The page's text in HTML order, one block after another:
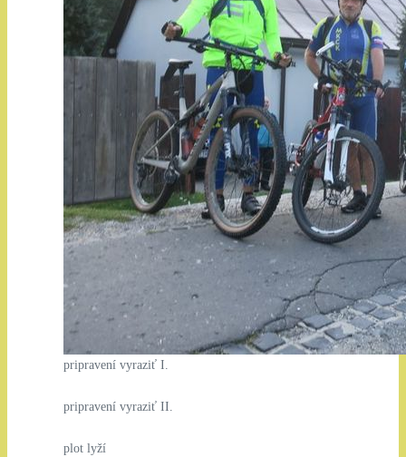
pripravení vyraziť I.
pripravení vyraziť II.
plot lyží